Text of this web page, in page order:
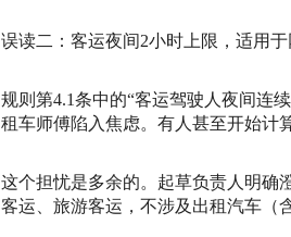
误读二：客运夜间2小时上限，适用
规则第4.1条中的“客运驾驶人夜间连
租车师傅陷入焦虑。有人甚至开始计
这个担忧是多余的。起草负责人明确
客运、旅游客运，不涉及出租汽车（